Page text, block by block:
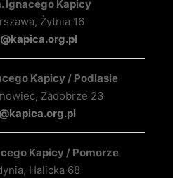
Ignacego Kapicy
Żytnia 16
Kapicy / Podlasie
Zadobrze 23
Kapicy / Pomorze
Halicka 68